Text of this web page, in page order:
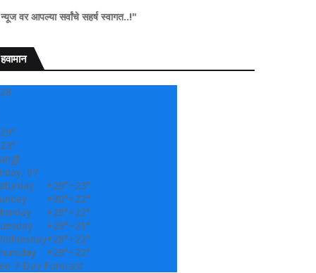
सहर्ष स्वागत..!"
हवामान
28
29°
23°
07
+29°+23°
+30°+22°
+29°+22°
+29°+21°
+28°+22°
+29°+22°
7-Day Forecast